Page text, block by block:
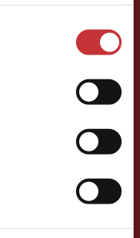
utanför Sverige.
Sverige. För